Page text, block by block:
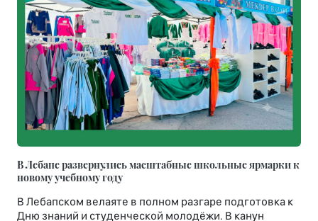
В Лебапе развернулись масштабные школьные ярмарки к
новому учебному году
В Лебапском велаяте в полном разгаре подготовка к
Дню знаний и студенческой молодёжи. В канун